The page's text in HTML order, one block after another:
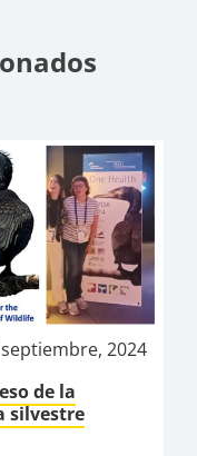
2024
de la
silvestre